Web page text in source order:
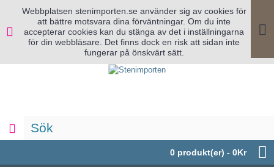
Webbplatsen stenimporten.se använder sig av cookies för
att bättre motsvara dina förväntningar. Om du inte
accepterar cookies kan du stänga av det i inställningarna
för din webbläsare. Det finns dock en risk att sidan inte
fungerar på önskvärt sätt.
0 produkt(er) - 0Kr